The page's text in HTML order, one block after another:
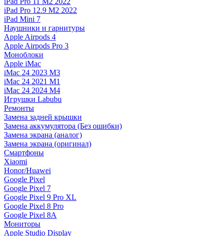
iPad Pro 12.9 M2 2022
iPad Mini 7
Наушники и гарнитуры
Apple Airpods 4
Apple Airpods Pro 3
Моноблоки
Apple iMac
iMac 24 2023 M3
iMac 24 2021 M1
iMac 24 2024 M4
Игрушки Labubu
Ремонты
Замена задней крышки
Замена аккумулятора (Без ошибки)
Замена экрана (аналог)
Замена экрана (оригинал)
Смартфоны
Xiaomi
Honor/Huawei
Google Pixel
Google Pixel 7
Google Pixel 9 Pro XL
Google Pixel 8 Pro
Google Pixel 8A
Мониторы
Apple Studio Display